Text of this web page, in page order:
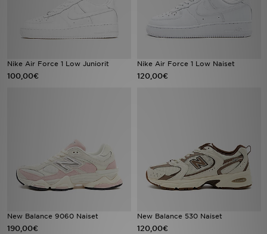
Nike Air Force 1 Low Juniorit
100,00€
Nike Air Force 1 Low Naiset
120,00€
New Balance 9060 Naiset
190,00€
New Balance 530 Naiset
120,00€
Minun viestini